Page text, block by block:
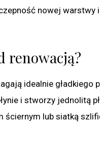
nowej warstwy
renowacją?
idealnie gładkiego
i stworzy jednolitą
ściernym lub siatką